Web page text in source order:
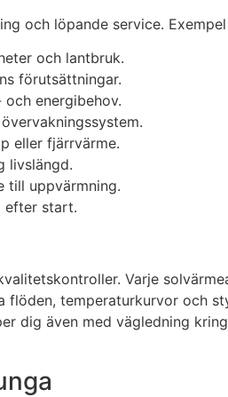
och löpande service.
och lantbruk.
förutsättningar.
energibehov.
eller fjärrvärme.
livslängd.
till uppvärmning.
efter start.
Varje
temperaturkurvor och
dig även med vägledning